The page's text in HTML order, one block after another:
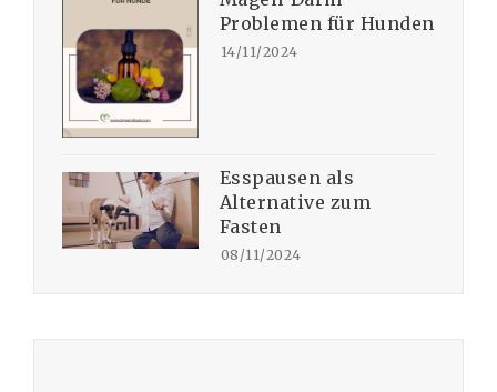
Problemen für Hunden
14/11/2024
Esspausen als
Alternative zum
Fasten
08/11/2024